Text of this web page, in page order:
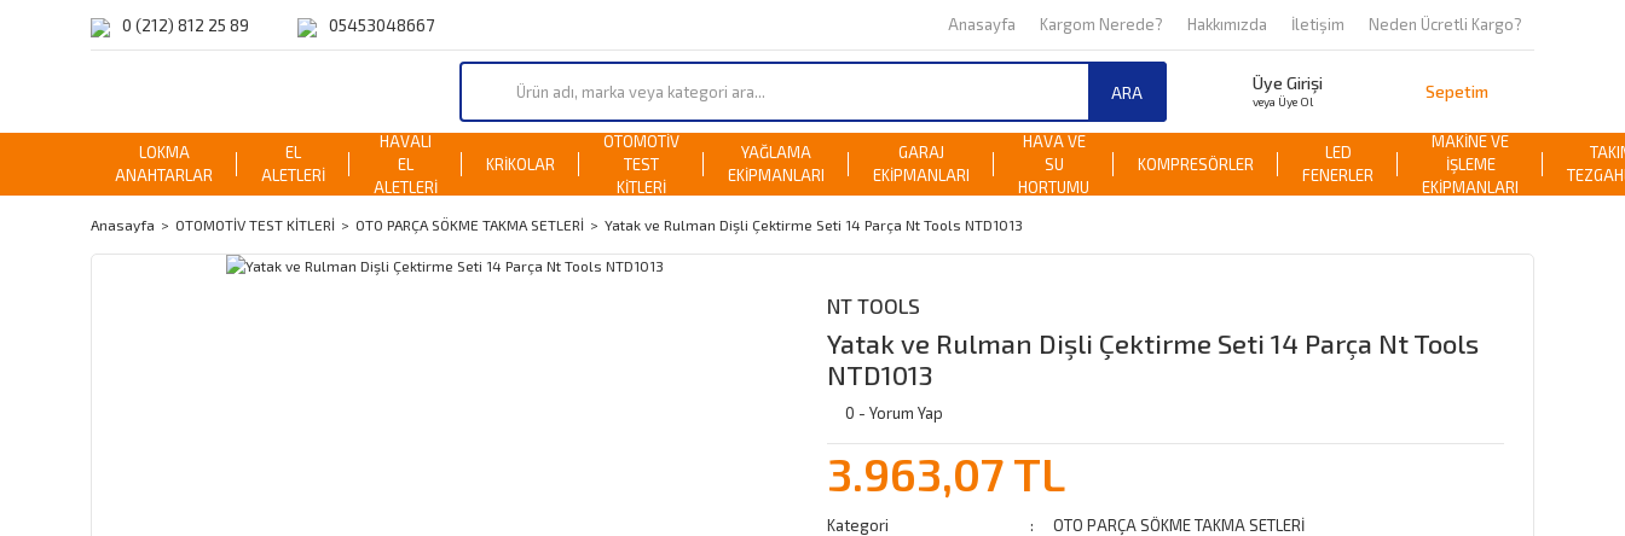
0 (212) 812 25 89 05453048667 Anasayfa Kargom Nerede? Hakkımızda İletişim Neden Ücretli Kargo?
ARA Üye Girişi
veya Üye Ol Sepetim
LOKMA
ANAHTARLAR
EL
ALETLERİ
HAVALI
EL
ALETLERİ
KRİKOLAR
OTOMOTİV
TEST
KİTLERİ
YAĞLAMA
EKİPMANLARI
GARAJ
EKİPMANLARI
HAVA VE
SU
HORTUMU
KOMPRESÖRLER
LED
FENERLER
MAKİNE VE
İŞLEME
EKİPMANLARI
Anasayfa OTOMOTİV TEST KİTLERİ OTO PARÇA SÖKME TAKMA SETLERİ Yatak ve Rulman Dişli Çektirme Seti 14 Parça Nt Tools NTD1013
NT TOOLS
Yatak ve Rulman Dişli Çektirme Seti 14 Parça Nt Tools
NTD1013
0 - Yorum Yap
3.963,07 TL
Kategori
OTO PARÇA SÖKME TAKMA SETLERİ